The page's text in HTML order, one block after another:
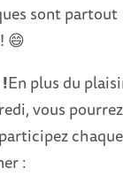
sont partout
😄
En plus du
vous pourrez
chaque
: